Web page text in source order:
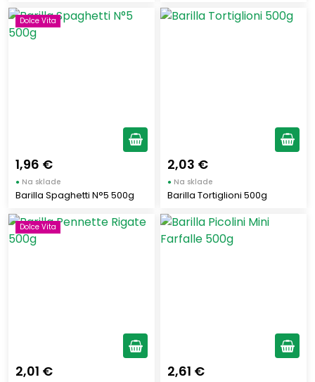
Dolce Vita
1,96 €
● Na sklade
Barilla Spaghetti N°5 500g
2,03 €
● Na sklade
Barilla Tortiglioni 500g
Dolce Vita
2,01 € 2,61 €